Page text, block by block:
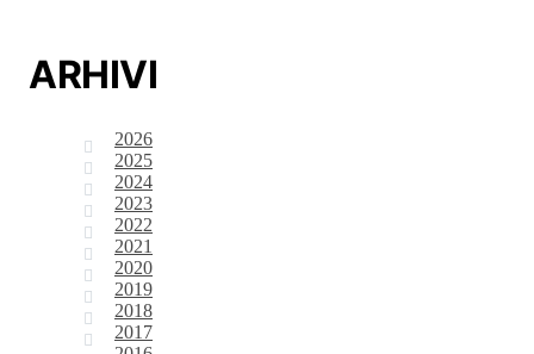
ARHIVI
2026
2025
2024
2023
2022
2021
2020
2019
2018
2017